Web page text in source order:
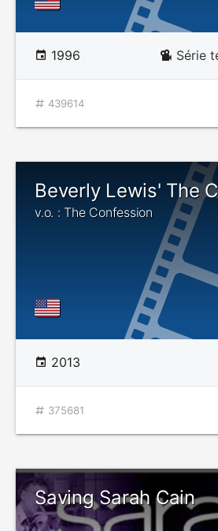
1996 Série
439614
Beverly Lewis' The
v.o. : The Confession
2013
375681
Saving Sarah Cain